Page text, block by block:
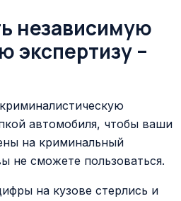
независимую
экспертизу –
автомобиля, чтобы ваши
на криминальный
не сможете пользоваться.
на кузове стерлись и